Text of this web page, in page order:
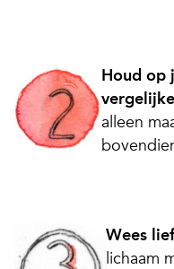
Houd op
alleen
Wees
lichaam